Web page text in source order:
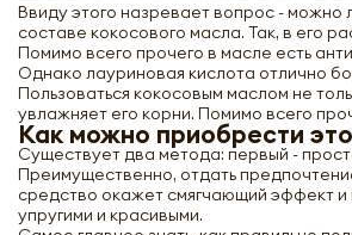
Ввиду этого назревает вопрос - можно
составе кокосового масла. Так, в его
Помимо всего прочего в масле есть
Однако лауриновая кислота отлично
Пользоваться кокосовым маслом не
увлажняет его корни. Помимо всего
Как можно приобрести
Существует два метода: первый -
Преимущественно, отдать
средство окажет смягчающий эффект и
упругими и красивыми.